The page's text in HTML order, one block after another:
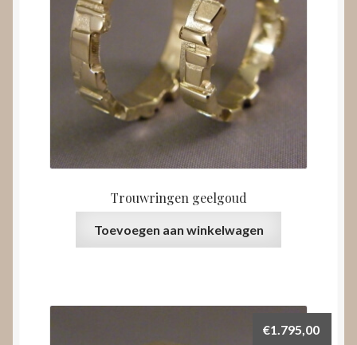
Trouwringen geelgoud
Toevoegen aan winkelwagen
€1.795,00